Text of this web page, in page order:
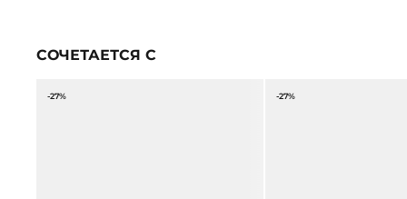
СОЧЕТАЕТСЯ С
-27% -27%